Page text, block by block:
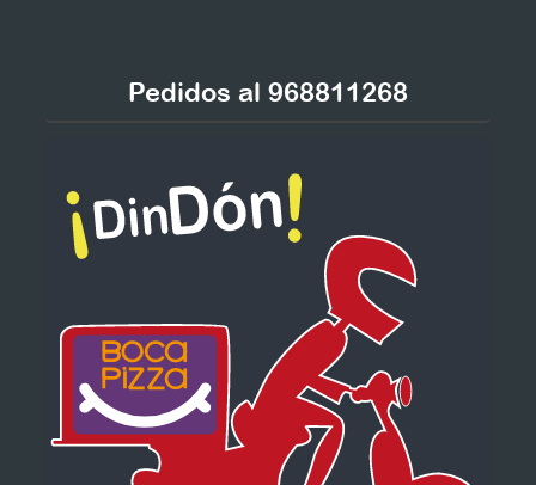
Pedidos al 968811268